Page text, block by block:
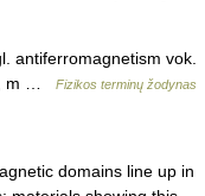
antiferromagnetism vok.
m …
Fizikos terminų žodynas
domains line up in